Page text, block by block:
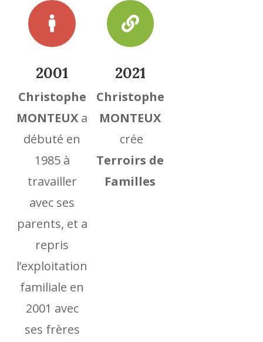

2001
Christophe
MONTEUX a
débuté en
1985 à
travailler
avec ses
parents, et a
repris
l’exploitation
familiale en
2001 avec
ses frères

2021
Christophe
MONTEUX
crée
Terroirs de
Familles